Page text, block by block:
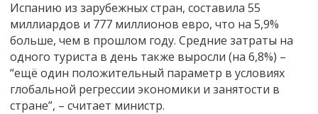
Испанию из зарубежных стран, составила 55
миллиардов и 777 миллионов евро, что на 5,9%
больше, чем в прошлом году. Средние затраты на
одного туриста в день также выросли (на 6,8%) –
“ещё один положительный параметр в условиях
глобальной регрессии экономики и занятости в
стране”, – считает министр.